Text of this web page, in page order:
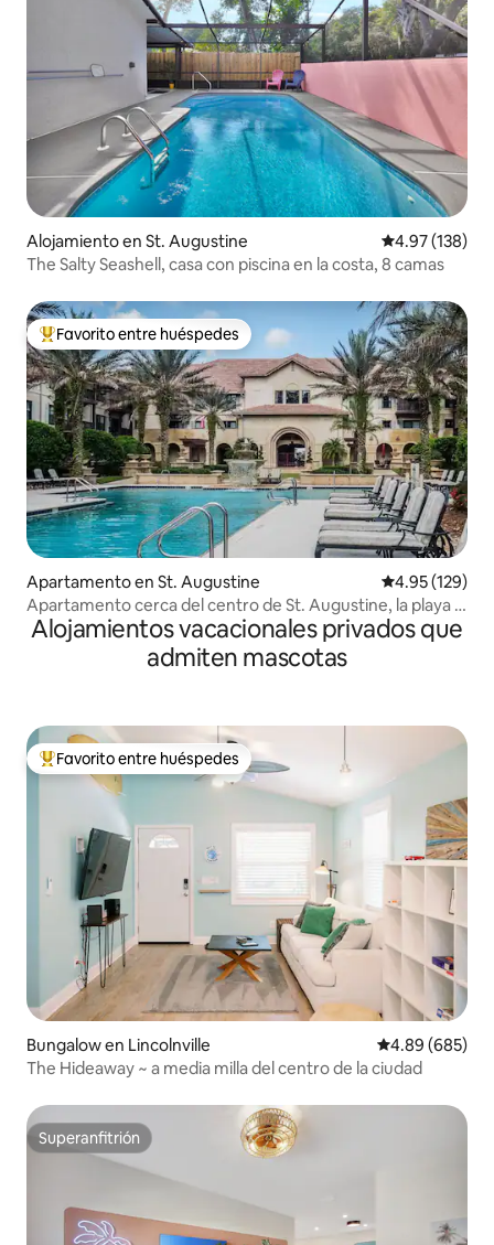
Alojamiento en St. Augustine Calificación
4.97 (138)
The Salty Seashell, casa con piscina en la costa, 8 camas
Favorito entre huéspedes preferido
Favorito entre huéspedes
Apartamento en St. Augustine Calificación
4.95 (129)
Apartamento cerca del centro de St. Augustine, la playa y
el campo de golf
Alojamientos vacacionales privados que
admiten mascotas
Favorito entre huéspedes preferido
Favorito entre huéspedes
Bungalow en Lincolnville Calificación
4.89 (685)
The Hideaway ~ a media milla del centro de la ciudad
Superanfitrión
Superanfitrión